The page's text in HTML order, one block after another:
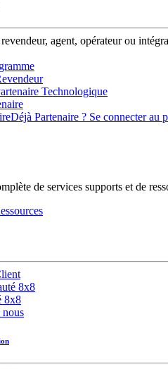
agent, opérateur ou
Technologique
Déjà Partenaire ? Se connecter au
de services supports et de
8x8
8x8
nous